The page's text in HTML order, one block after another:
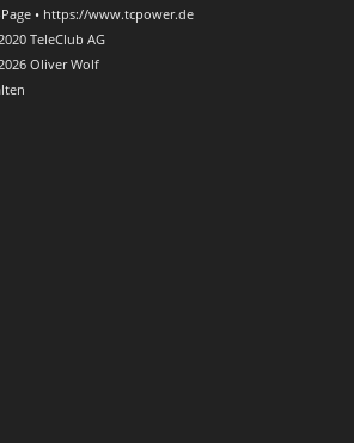
• https://www.tcpower.de
TeleClub AG
Oliver Wolf